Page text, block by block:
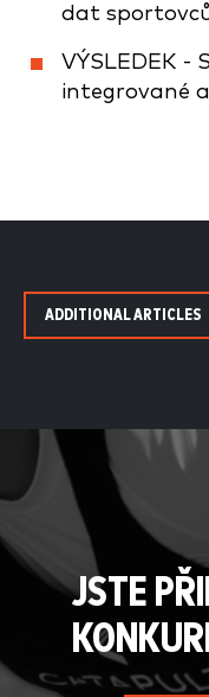
dat
VÝSLEDEK -
integrované
ADDITIONAL ARTICLES
JSTE